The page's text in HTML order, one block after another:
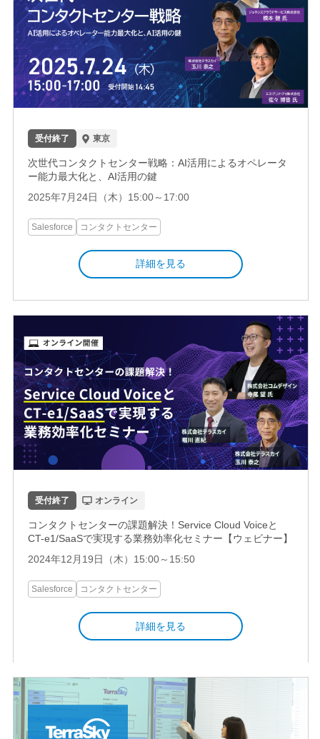
受付終了 東京
次世代コンタクトセンター戦略：AI活用によるオペレータ
ー能力最大化と、AI活用の鍵
2025年7月24日（木）15:00～17:00
Salesforce コンタクトセンター
詳細を見る
受付終了 オンライン
コンタクトセンターの課題解決！Service Cloud Voiceと
CT-e1/SaaSで実現する業務効率化セミナー【ウェビナー】
2024年12月19日（木）15:00～15:50
Salesforce コンタクトセンター
詳細を見る